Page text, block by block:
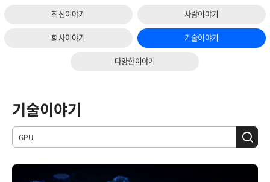
최신이야기 사람이야기
회사이야기 기술이야기
다양한이야기
기술이야기